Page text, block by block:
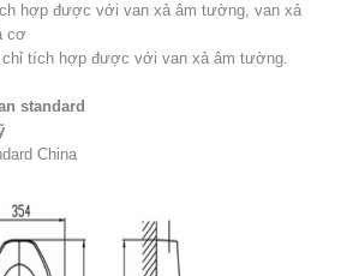
hợp được với van xả âm tường, van xả
cơ
chỉ tích hợp được với van xả âm tường.
standard
China